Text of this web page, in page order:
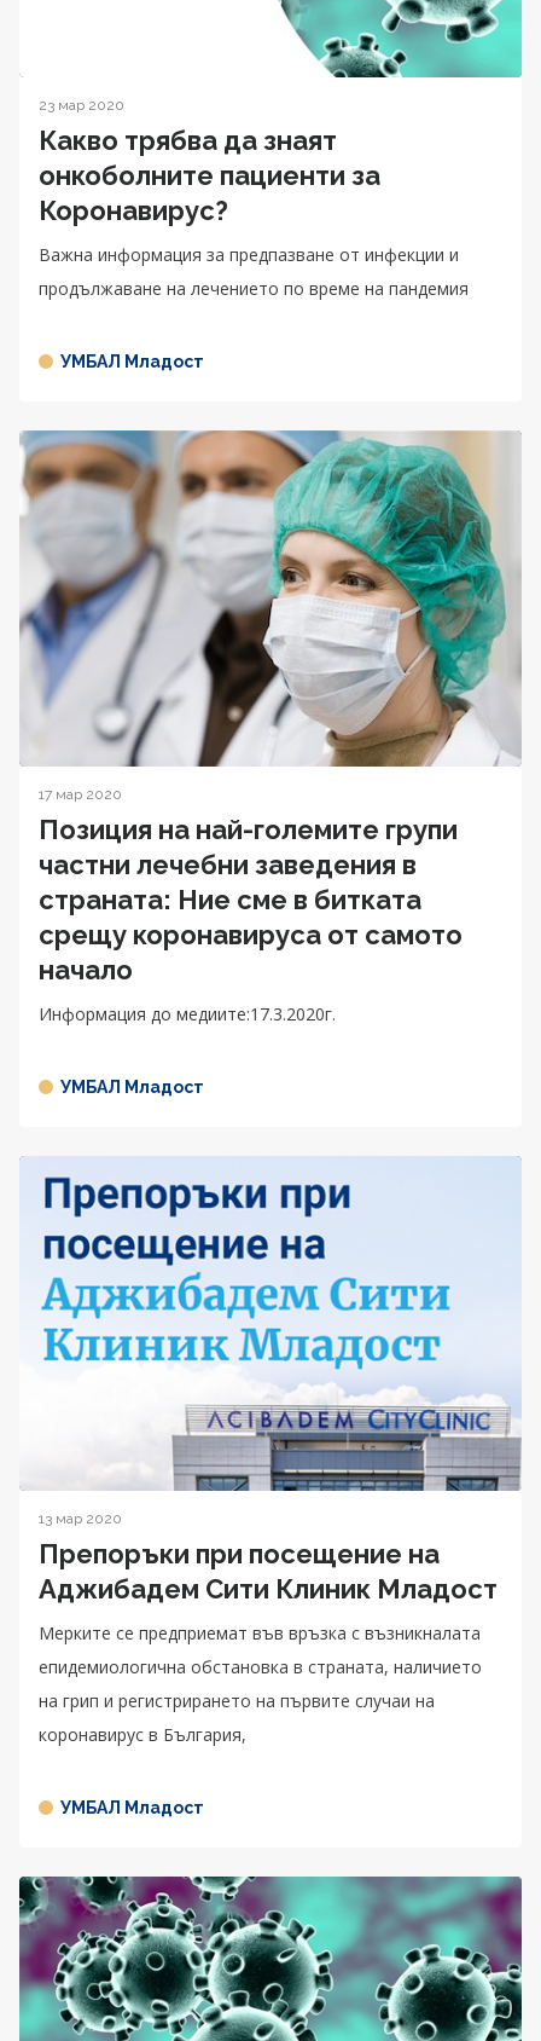
23 мар 2020
Какво трябва да знаят
онкоболните пациенти за
Коронавирус?
Важна информация за предпазване от инфекции и
продължаване на лечението по време на пандемия
УМБАЛ Младост
17 мар 2020
Позиция на най-големите групи
частни лечебни заведения в
страната: Ние сме в битката
срещу коронавируса от самото
начало
Информация до медиите:17.3.2020г.
УМБАЛ Младост
13 мар 2020
Препоръки при посещение на
Аджибадем Сити Клиник Младост
Мерките се предприемат във връзка с възникналата
епидемиологична обстановка в страната, наличието
на грип и регистрирането на първите случаи на
коронавирус в България,
УМБАЛ Младост